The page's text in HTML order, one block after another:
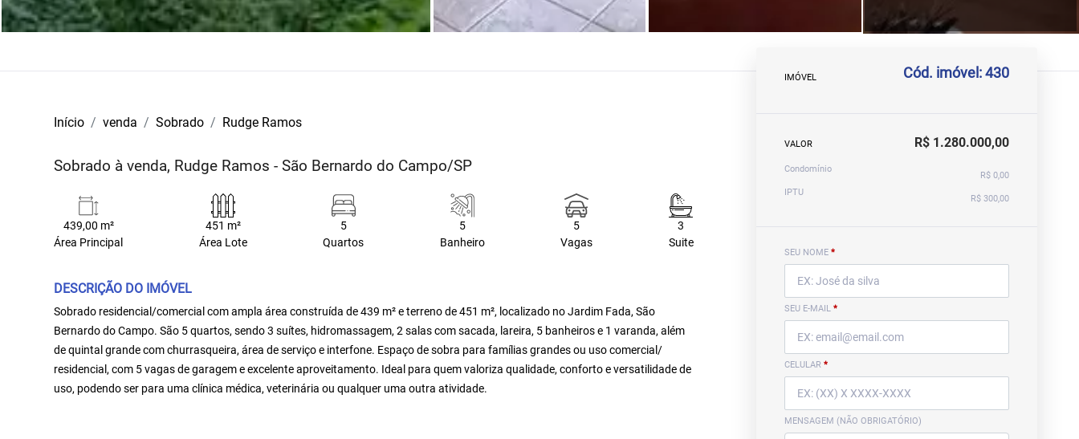
Início venda Sobrado Rudge Ramos
Sobrado à venda, Rudge Ramos - São Bernardo do Campo/SP
439,00 m²
Área Principal
451 m²
Área Lote
5
Quartos
5
Banheiro
5
Vagas
3
Suite
DESCRIÇÃO DO IMÓVEL
Sobrado residencial/comercial com ampla área construída de 439 m² e terreno de 451 m², localizado no Jardim Fada, São
Bernardo do Campo. São 5 quartos, sendo 3 suítes, hidromassagem, 2 salas com sacada, lareira, 5 banheiros e 1 varanda, além
de quintal grande com churrasqueira, área de serviço e interfone. Espaço de sobra para famílias grandes ou uso comercial/
residencial, com 5 vagas de garagem e excelente aproveitamento. Ideal para quem valoriza qualidade, conforto e versatilidade de
uso, podendo ser para uma clínica médica, veterinária ou qualquer uma outra atividade.
IMÓVEL Cód. imóvel: 430
VALOR R$ 1.280.000,00
Condomínio
R$ 0,00
IPTU
R$ 300,00
SEU NOME *
SEU E-MAIL *
CELULAR *
MENSAGEM (NÃO OBRIGATÓRIO)